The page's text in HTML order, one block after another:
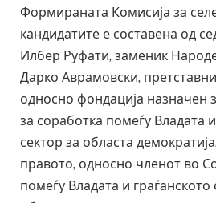
Формираната Комисија за
кандидатите е составена од
Илбер Руфати, заменик
Дарко Аврамовски,
односно фондација назначен
за соработка помеѓу Владата
сектор за областа
правото, односно членот во
помеѓу Владата и